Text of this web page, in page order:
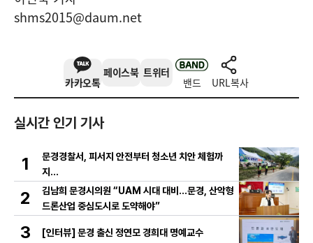
shms2015@daum.net
카카오톡
페이스북 트위터
밴드 URL복사
실시간 인기 기사
1
문경경찰서, 피서지 안전부터 청소년 치안 체험까
지…
2
김남희 문경시의원 “UAM 시대 대비…문경, 산악형
드론산업 중심도시로 도약해야”
3 [인터뷰] 문경 출신 정연모 경희대 명예교수